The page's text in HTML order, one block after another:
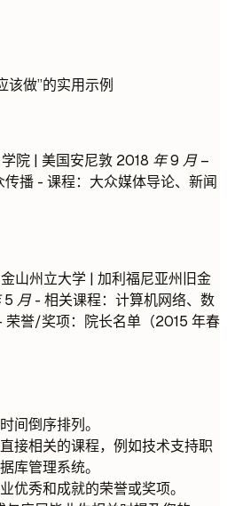
该做”的实用示例
院 | 美国安尼敦 2018 年 9 月 –
播 - 课程：大众媒体导论、新闻
山州立大学 | 加利福尼亚州旧金
5 月- 相关课程：计算机网络、数
荣誉/奖项：院长名单（2015 年春
间倒序排列。
接相关的课程，例如技术支持职
库管理系统。
优秀和成就的荣誉或奖项。